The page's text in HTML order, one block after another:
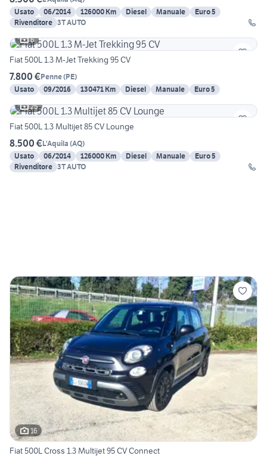
Usato
06/2014 126000 Km Diesel Manuale
Euro 5
Rivenditore 3T AUTO
6
Fiat 500L 1.3 M-Jet Trekking 95 CV
7.800 €Penne(PE)
Usato
09/2016 130471 Km Diesel Manuale
Euro 5
25
Fiat 500L 1.3 Multijet 85 CV Lounge
8.500 €L'Aquila (AQ)
Usato
06/2014 126000 Km Diesel Manuale
Euro 5
Rivenditore 3T AUTO
16
Fiat 500L Cross 1.3 Multijet 95 CV Connect